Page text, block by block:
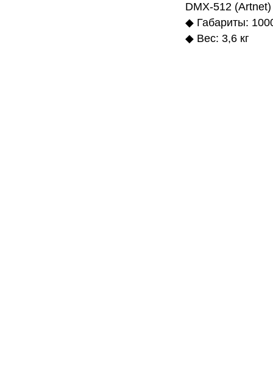
DMX-512 (Artnet)
◆ Габариты:
◆ Вес: 3,6 кг